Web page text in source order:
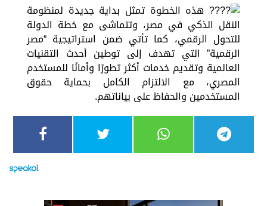
هذه الخطوة تمثل بداية جديدة لمنظومة
النقل الذكي في مصر، وتتماشى مع خطة الدولة
للتحول الرقمي، كما تأتي ضمن استراتيجية “مصر
الرقمية” التي تهدف إلى توطين أحدث التقنيات
العالمية وتقديم خدمات أكثر تطورًا وأمانًا للمستخدم
المصري، مع الالتزام الكامل بحماية حقوق
المستخدمين والحفاظ على بياناتهم.